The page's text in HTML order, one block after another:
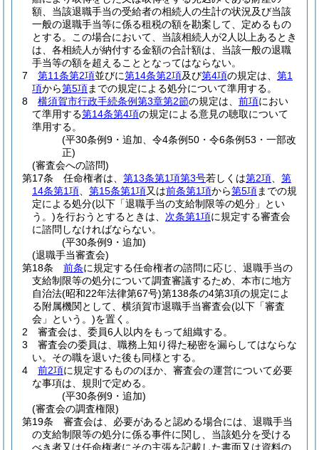
額、当該退職手当の受給者の相続人の生計の状況及び当該
一般の退職手当等に係る租税の額を勘案して、定めるもの
とする。
この場合において、当該相続人が2人以上あるとき
は、各相続人が納付する金額の合計額は、当該一般の退職
手当等の額を超えることとなってはならない。
7
第11条第2項並びに第14条第2項及び第4項の規定は、 第1
項から第5項までの規定による処分について準用する。
8
横須賀市行政手続条例第3章第2節の規定は、 前項におい
て準用する第14条第4項の規定による意見の聴取について
準用する。
(平30条例9・追加、令4条例50・令6条例53・一部改
正)
(審査会への諮問)
第17条
任命権者は、 第13条第1項第3号若しくは第2項
第
14条第1項
第15条第1項又は前条第1項から第5項までの規
定による処分(以下「退職手当の支給制限等の処分」とい
う。)を行おうとするときは、 次条第1項に規定する審査会
に諮問しなければならない。
(平30条例9・追加)
(退職手当審査会)
第18条
前条に規定する任命権者の諮問に応じ、退職手当の
支給制限等の処分について調査審議するため、本市に地方
自治法(昭和22年法律第67号)第138条の4第3項の規定によ
る附属機関として、横須賀市退職手当審査会(以下「審査
会」という。)を置く。
2
審査会は、委員6人以内をもって組織する。
3
審査会の委員は、職務上知り得た秘密を漏らしてはならな
い。 その職を退いた後も同様とする。
4
前2項に規定するもののほか、審査会の運営について必要
な事項は、規則で定める。
(平30条例9・追加)
(審査会の調査権限)
第19条
審査会は、必要があると認める場合には、退職手当
の支給制限等の処分に係る事件に関し、当該処分を受ける
べき者又は任命権者にその主張を記載した書面又は資料の